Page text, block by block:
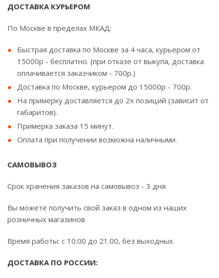
ДОСТАВКА КУРЬЕРОМ
По Москве в пределах МКАД:
Быстрая доставка по Москве за 4 часа, курьером от
15000р - бесплатно. (при отказе от выкупа, доставка
оплачивается заказчиком - 700р.)
Доставка по Москве, курьером до 15000р - 700р.
На примерку доставляется до 2х позиций (зависит от
габаритов).
Примерка заказа 15 минут.
Оплата при получении возможна наличными.
САМОВЫВОЗ
Срок хранения заказов на самовывоз - 3 дня
Вы можете получить свой заказ в одном из наших
розничных магазинов
Время работы: с 10.00 до 21.00, без выходных.
ДОСТАВКА ПО РОССИИ: